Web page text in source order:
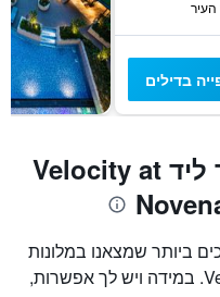
בדילים
המלונות הזולים ביותר ליד Velocity at
ביותר שמצאנו במלונות
בקרבת Velocity at Novena Square. במידה ויש לך אפשרות,